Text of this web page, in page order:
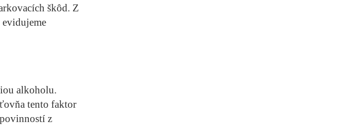
škôd. Z
alkoholu.
tento faktor
z